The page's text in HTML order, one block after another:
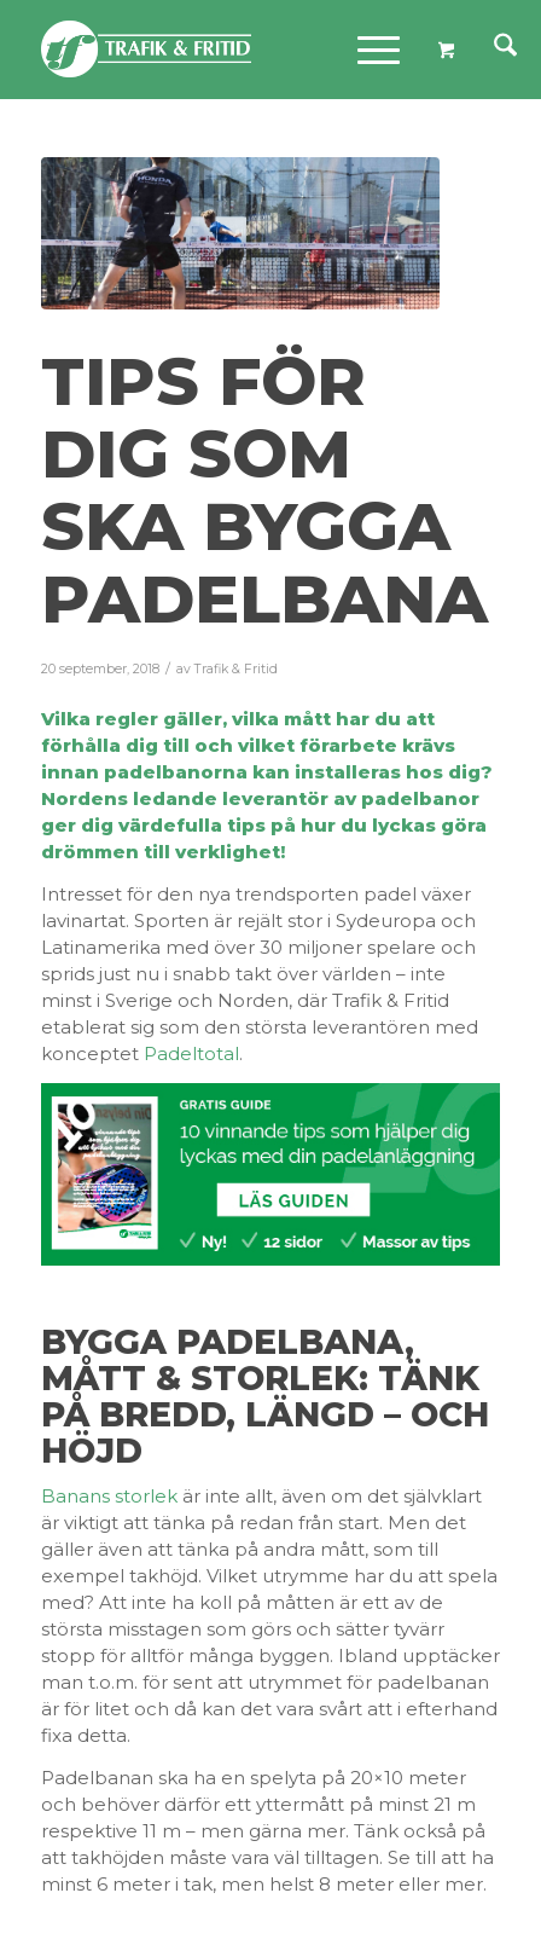
TIPS FÖR
DIG SOM
SKA BYGGA
PADELBANA
20 september, 2018 / avTrafik & Fritid
Vilka regler gäller, vilka mått har du att
förhålla dig till och vilket förarbete krävs
innan padelbanorna kan installeras hos dig?
Nordens ledande leverantör av padelbanor
ger dig värdefulla tips på hur du lyckas göra
drömmen till verklighet!
Intresset för den nya trendsporten padel växer
lavinartat. Sporten är rejält stor i Sydeuropa och
Latinamerika med över 30 miljoner spelare och
sprids just nu i snabb takt över världen – inte
minst i Sverige och Norden, där Trafik & Fritid
etablerat sig som den största leverantören med
konceptet Padeltotal.
BYGGA PADELBANA,
MÅTT & STORLEK: TÄNK
PÅ BREDD, LÄNGD – OCH
HÖJD
Banans storlekär inte allt, även om det självklart
är viktigt att tänka på redan från start. Men det
gäller även att tänka på andra mått, som till
exempel takhöjd. Vilket utrymme har du att spela
med? Att inte ha koll på måtten är ett av de
största misstagen som görs och sätter tyvärr
stopp för alltför många byggen. Ibland upptäcker
man t.o.m. för sent att utrymmet för padelbanan
är för litet och då kan det vara svårt att i efterhand
fixa detta.
Padelbanan ska ha en spelyta på 20×10 meter
och behöver därför ett yttermått på minst 21 m
respektive 11 m – men gärna mer. Tänk också på
att takhöjden måste vara väl tilltagen. Se till att ha
minst 6 meter i tak, men helst 8 meter eller mer.